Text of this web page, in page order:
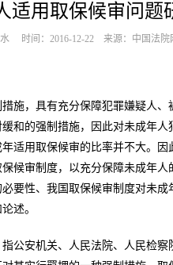
适用取保候审问题
时间：2016-12-22 来源：中国法院
施，具有充分保障犯罪嫌疑人
和的强制措施，因此对未成年
适用取保候审的比率并不大。
候审制度，以充分保障未成年
要性、我国取保候审制度对未
述。
公安机关、人民法院、人民检